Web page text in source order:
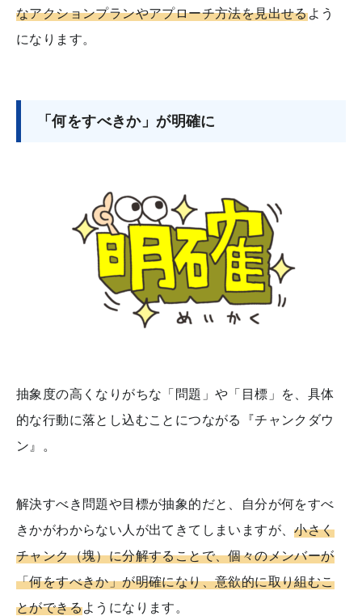
なアクションプランやアプローチ方法を見出せるよう
になります。
「何をすべきか」が明確に
抽象度の高くなりがちな「問題」や「目標」を、具体
的な行動に落とし込むことにつながる『チャンクダウ
ン』。
解決すべき問題や目標が抽象的だと、自分が何をすべ
きかがわからない人が出てきてしまいますが、小さく
チャンク（塊）に分解することで、個々のメンバーが
「何をすべきか」が明確になり、意欲的に取り組むこ
とができるようになります。